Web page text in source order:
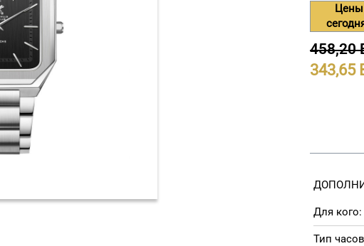
Цены
458,20
343,65
Для кого:
Тип